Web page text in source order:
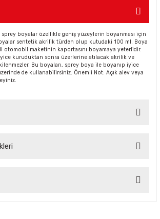
boyalar özellikle geniş yüzeylerin boyanması için
sentetik akrilik türden olup kutudaki 100 ml. Boya
otomobil maketinin kaportasını boyamaya yeterlidir.
kuruduktan sonra üzerlerine atılacak akrilik ve
Bu boyaları, sprey boya ile boyanıp iyice
de kullanabilirsiniz. Önemli Not: Açık alev veya